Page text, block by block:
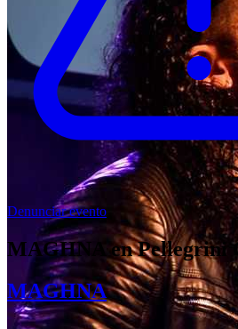
Denunciar evento
MAGHNA en Pellegrini
MAGHNA